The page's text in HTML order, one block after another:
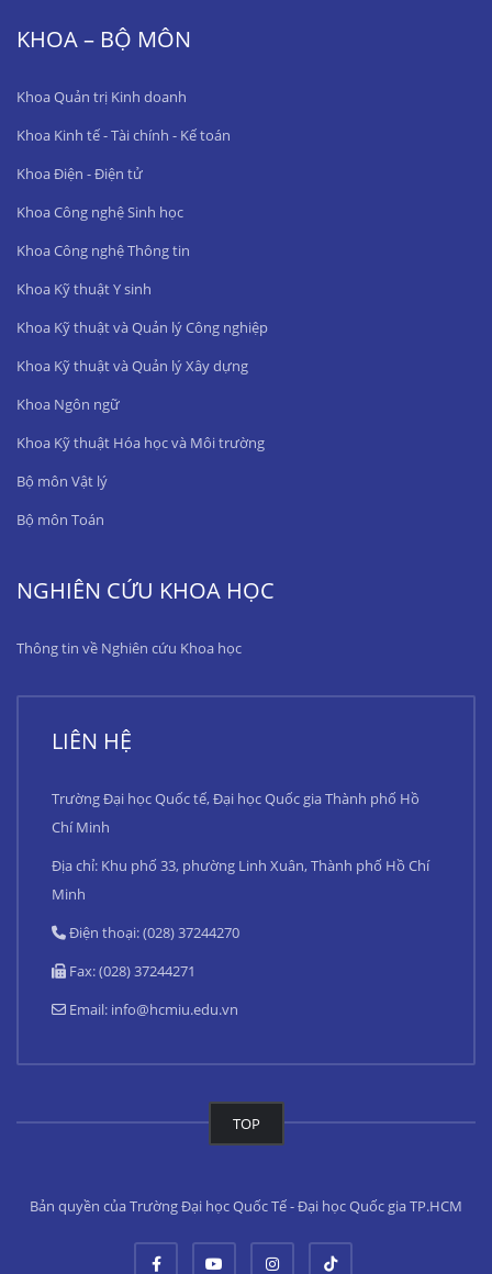
KHOA – BỘ MÔN
Khoa Quản trị Kinh doanh
Khoa Kinh tế - Tài chính - Kế toán
Khoa Điện - Điện tử
Khoa Công nghệ Sinh học
Khoa Công nghệ Thông tin
Khoa Kỹ thuật Y sinh
Khoa Kỹ thuật và Quản lý Công nghiệp
Khoa Kỹ thuật và Quản lý Xây dựng
Khoa Ngôn ngữ
Khoa Kỹ thuật Hóa học và Môi trường
Bộ môn Vật lý
Bộ môn Toán
NGHIÊN CỨU KHOA HỌC
Thông tin về Nghiên cứu Khoa học
LIÊN HỆ
Trường Đại học Quốc tế, Đại học Quốc gia Thành phố Hồ
Chí Minh
Địa chỉ: Khu phố 33, phường Linh Xuân, Thành phố Hồ Chí
Minh
Điện thoại: (028) 37244270
Fax: (028) 37244271
Email: info@hcmiu.edu.vn
TOP
Bản quyền của Trường Đại học Quốc Tế - Đại học Quốc gia TP.HCM